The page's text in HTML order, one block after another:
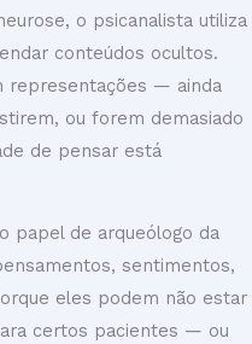
o psicanalista utiliza
conteúdos ocultos.
representações — ainda
ou forem demasiado
de pensar está
papel de arqueólogo da
sentimentos,
eles podem não estar
certos pacientes — ou